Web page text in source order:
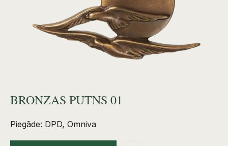
BRONZAS PUTNS 01
Piegāde: DPD, Omniva